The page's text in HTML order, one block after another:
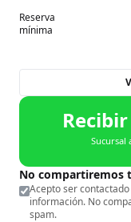
Reserva
mínima
Sucursal
No compartiremos
Acepto ser
información. No
spam.